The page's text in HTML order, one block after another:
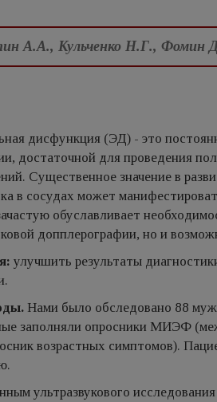
А.А., Кульченко Н.Г.,
дисфункция (ЭД) - это
достаточной для проведения
Существенное значение в
в сосудах может
обуславливает
допплерографии, но и
улучшить результаты
Нами было обследовано 88
заполняли опросники МИЭФ
возрастных симптомов).
ультразвукового